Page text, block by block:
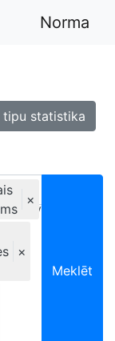
Norma
tipu statistika
×
×
Meklēt